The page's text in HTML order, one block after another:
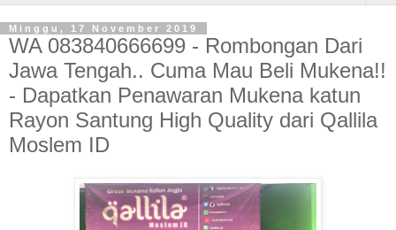
Minggu, 17 November 2019
WA 083840666699 - Rombongan Dari
Jawa Tengah.. Cuma Mau Beli Mukena!!
- Dapatkan Penawaran Mukena katun
Rayon Santung High Quality dari Qallila
Moslem ID